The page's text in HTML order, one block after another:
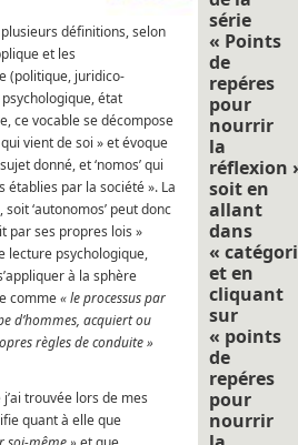
plusieurs définitions, selon
et les
(politique, juridico-
état
ce vocable se décompose
vient de soi » et évoque
donné, et ‘nomos’ qui
établies par la société ». La
‘autonomos’ peut donc
par ses propres lois »
lecture psychologique,
à la sphère
comme« le processus par
d’hommes, acquiert ou
règles de conduite »
trouvée lors de mes
quant à elle que
série
« Points
de
repéres
pour
nourrir
la
réflexion
soit en
allant
dans
«
et en
cliquant
sur
« points
de
repéres
pour
nourrir